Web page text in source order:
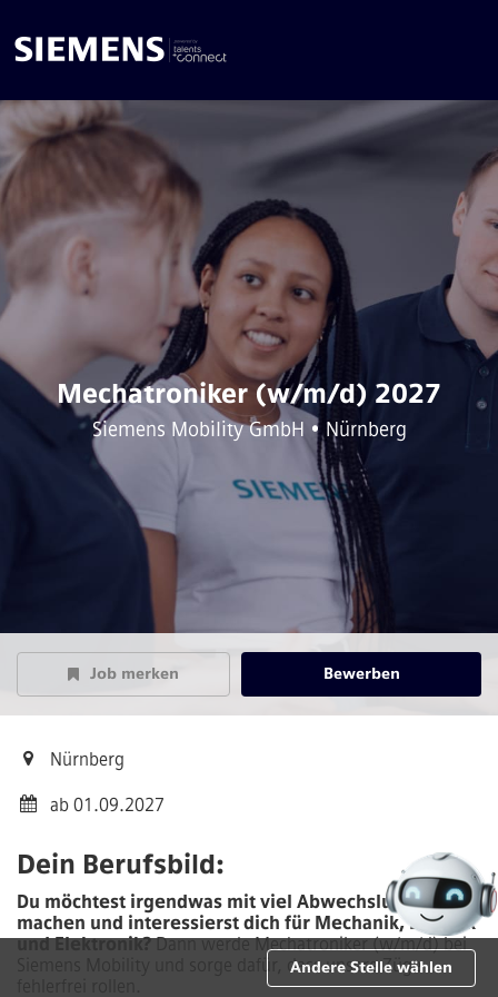
Mechatroniker (w/m/d) 2027
Siemens Mobility GmbH • Nürnberg
Job merken Bewerben
Nürnberg
ab 01.09.2027
Dein Berufsbild:
Du möchtest irgendwas mit viel Abwechslung
machen und interessierst dich für Mechanik, Elektrik
und Elektronik?Dann werde Mechatroniker (w/m/d) bei
Siemens Mobility und sorge dafür, dass unsere Züge
Andere Stelle wählen